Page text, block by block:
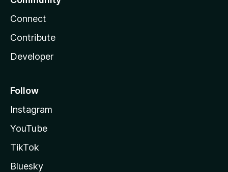
Connect
Contribute
Developer
Follow
Instagram
YouTube
TikTok
Bluesky